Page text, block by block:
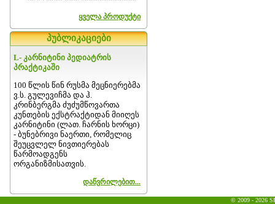
ყველა პროდუქტი
პუბლიკაციები
L- კარნიტინი პედიატრის
პრაქტიკაში
100 წლის წინ რუსმა მეცნიერებმა
ვ.ს. გულევიჩმა და ჰ.
კრინბერგმა ძუძუმწოვართა
კუნთების ექსტრაქტიდან მიიღეს
კარნიტინი (ლათ. ჩარნის ხორცი)
- ბუნებრივი ნაერთი, რომელიც
შეუცვლელ ნივთიერებას
წარმოადგენს
ორგანიზმისათვის.
დაწვრილებით...
© 2009 - 2026